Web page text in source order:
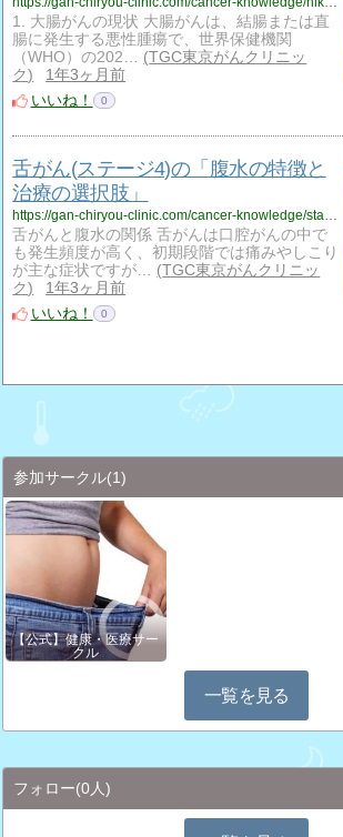
1. 大腸がんの現状 大腸がんは、結腸または直
腸に発生する悪性腫瘍で、世界保健機関
（WHO）の202…
TGC東京がんクリニッ
ク
1年3ヶ月前
いいね！
0
舌がん(ステージ4)の「腹水の特徴と
治療の選択肢」
舌がんと腹水の関係 舌がんは口腔がんの中で
も発生頻度が高く、初期段階では痛みやしこり
が主な症状ですが…
TGC東京がんクリニッ
ク
1年3ヶ月前
いいね！
0
参加サークル(1)
【公式】健康・医療サー
クル
一覧を見る
フォロー(0人)